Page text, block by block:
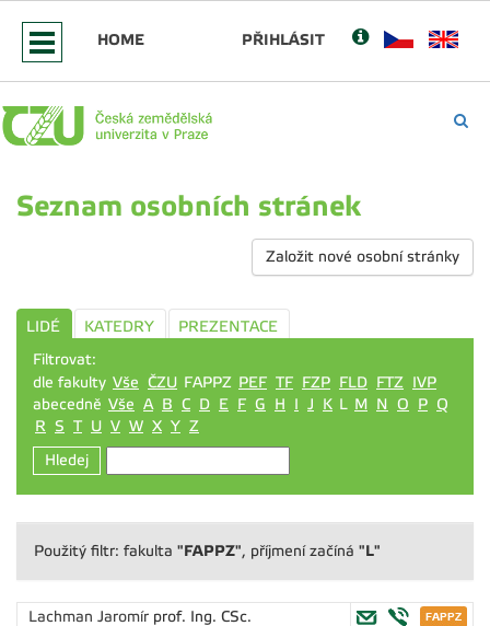
HOME PŘIHLÁSIT
Seznam osobních stránek
Založit nové osobní stránky
LIDÉ KATEDRY
PREZENTACE
Filtrovat:
dle fakulty Vše ČZU FAPPZ PEF TF FZP FLD FTZ IVP
abecedně Vše A B C D E F G H I J K L M N O P Q
R S T U V W X Y Z
Hledej
Použitý filtr: fakulta "FAPPZ", příjmení začíná "L"
Lachman Jaromír prof. Ing. CSc.